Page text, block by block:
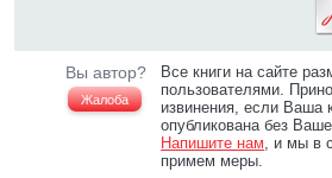
Вы автор?
Жалоба
Все книги на сайте
пользователями.
извинения, если Ваша
опубликована без
Напишите нам, и мы в
примем меры.